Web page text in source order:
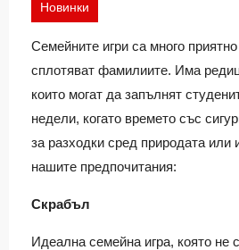
Новинки
Семейните игри са много
сплотяват фамилиите. Има
които могат да запълнят
недели, когато времето със
за разходки сред природата или
нашите предпочитания:
Скрабъл
Идеална семейна игра, която не